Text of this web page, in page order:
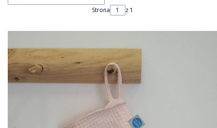
Strona z 1